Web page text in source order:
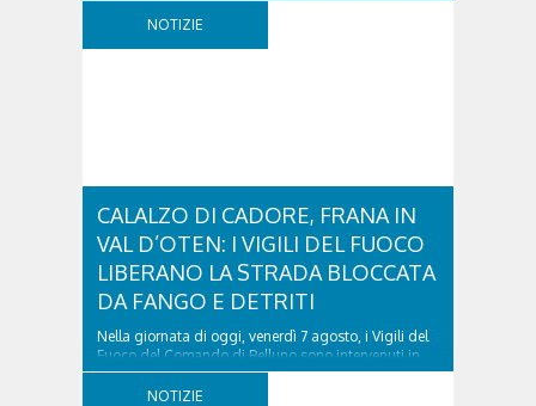
NOTIZIE
CALALZO DI CADORE, FRANA IN
VAL D’OTEN: I VIGILI DEL FUOCO
LIBERANO LA STRADA BLOCCATA
DA FANGO E DETRITI
Nella giornata di oggi, venerdì 7 agosto, i Vigili del
Fuoco del Comando di Belluno sono intervenuti in
località Diassa, in Val d’Oten, nel comune di Calalzo
di Cadore, per liberare una strada rimasta bloccata
NOTIZIE